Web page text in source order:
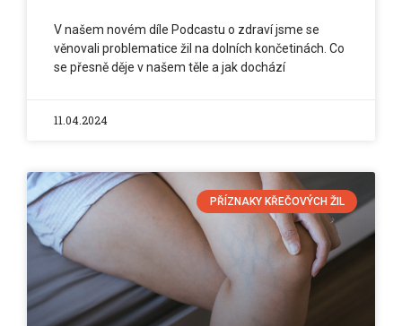
V našem novém díle Podcastu o zdraví jsme se
věnovali problematice žil na dolních končetinách. Co
se přesně děje v našem těle a jak dochází
11.04.2024
PŘÍZNAKY KŘEČOVÝCH ŽIL